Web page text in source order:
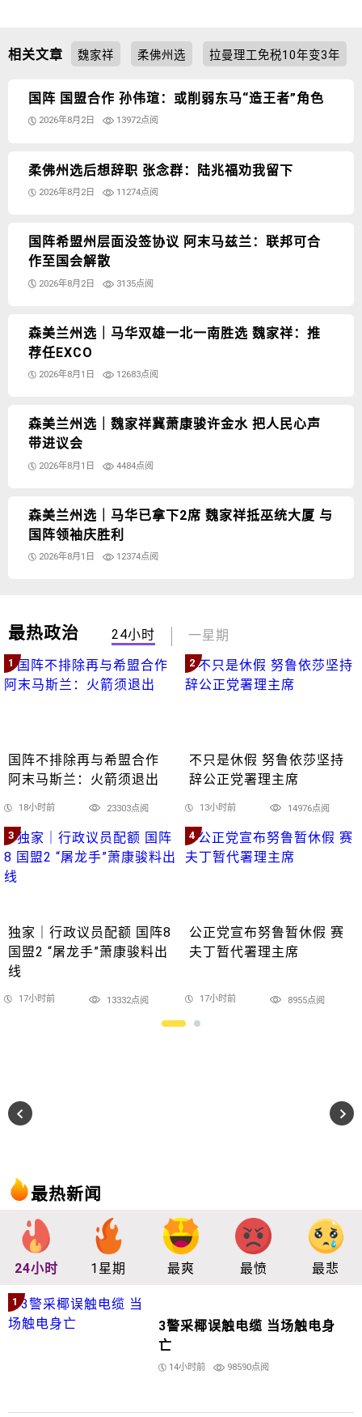
相关文章 魏家祥 柔佛州选 拉曼理工免税10年变3年
国阵 国盟合作 孙伟瑄：或削弱东马“造王者”角色
2026年8月2日 13972点阅
柔佛州选后想辞职 张念群：陆兆福劝我留下
2026年8月2日 11274点阅
国阵希盟州层面没签协议 阿末马兹兰：联邦可合
作至国会解散
2026年8月2日 3135点阅
森美兰州选｜马华双雄一北一南胜选 魏家祥：推
荐任EXCO
2026年8月1日 12683点阅
森美兰州选｜魏家祥冀萧康骏许金水 把人民心声
带进议会
2026年8月1日 4484点阅
森美兰州选｜马华已拿下2席 魏家祥抵巫统大厦 与
国阵领袖庆胜利
2026年8月1日 12374点阅
最热政治 24小时 一星期
1
国阵不排除再与希盟合作
阿末马斯兰：火箭须退出
18小时前 23303点阅
2
不只是休假 努鲁依莎坚持
辞公正党署理主席
13小时前 14976点阅
3
独家｜行政议员配额 国阵8
国盟2 “屠龙手”萧康骏料出
线
17小时前 13332点阅
4
公正党宣布努鲁暂休假 赛
夫丁暂代署理主席
17小时前 8955点阅
最热新闻
24小时 1星期 最爽 最愤 最悲
1
3警采椰误触电缆 当场触电身
亡
14小时前 98590点阅